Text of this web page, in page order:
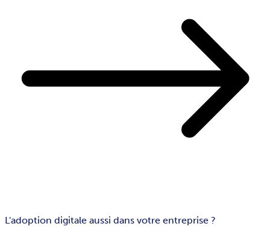
L'adoption digitale aussi dans votre entreprise ?